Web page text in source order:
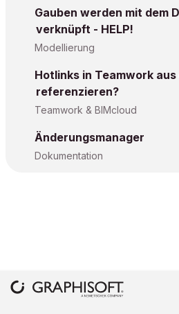
Gauben werden mit dem
verknüpft - HELP!
Modellierung
Hotlinks in Teamwork
referenzieren?
Teamwork & BIMcloud
Änderungsmanager
Dokumentation